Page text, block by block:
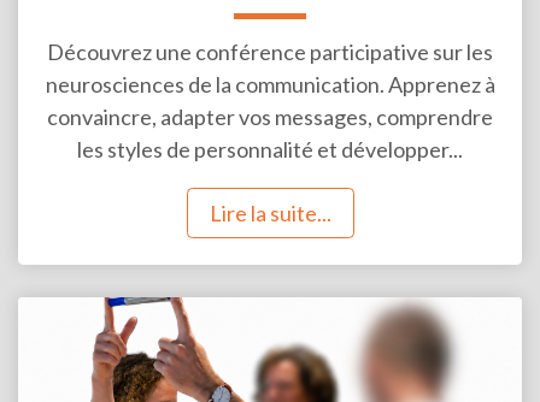
Découvrez une conférence participative sur les
neurosciences de la communication. Apprenez à
convaincre, adapter vos messages, comprendre
les styles de personnalité et développer...
Lire la suite...